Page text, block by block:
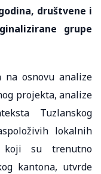
društvene i
grupe
na osnovu analize
projekta, analize
Tuzlanskog
lokalnih
koji su trenutno
kantona, utvrde